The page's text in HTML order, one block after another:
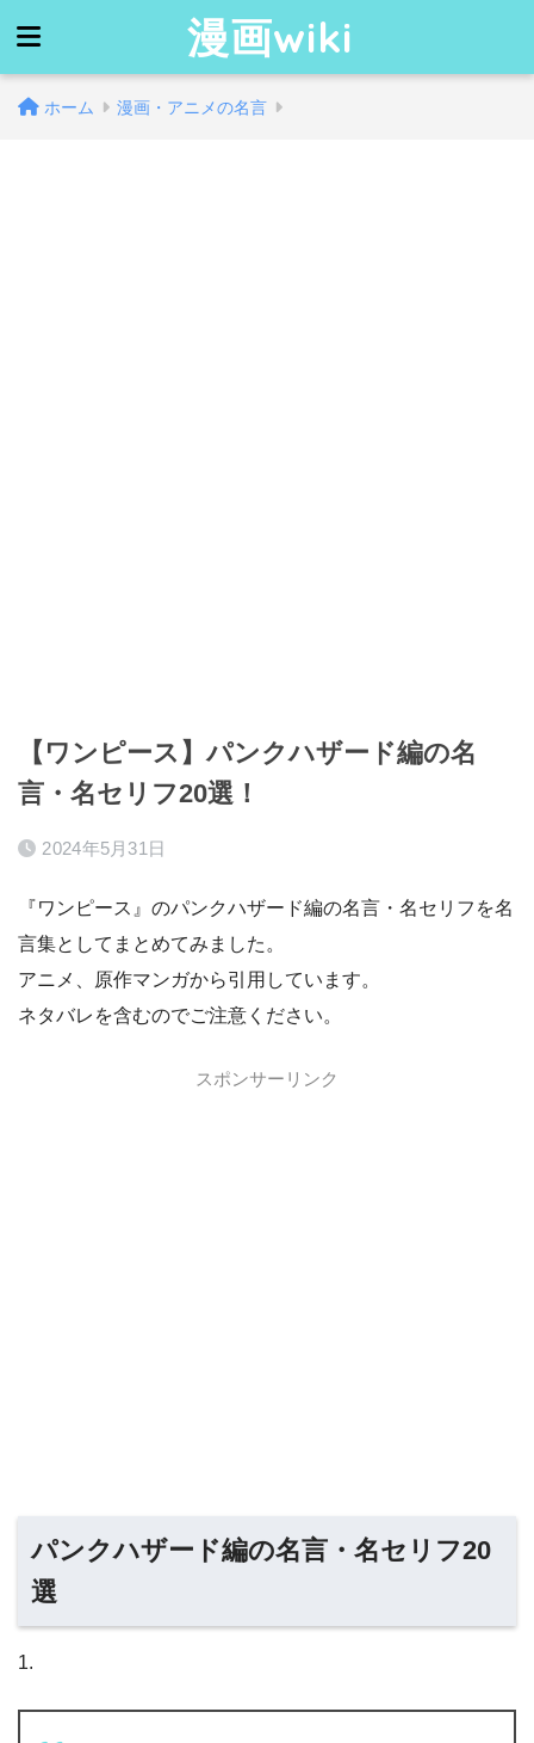
漫画wiki
ホーム 漫画・アニメの名言
【ワンピース】パンクハザード編の名
言・名セリフ20選！
2024年5月31日
『ワンピース』のパンクハザード編の名言・名セリフを名
言集としてまとめてみました。
アニメ、原作マンガから引用しています。
ネタバレを含むのでご注意ください。
スポンサーリンク
パンクハザード編の名言・名セリフ20
選
1.